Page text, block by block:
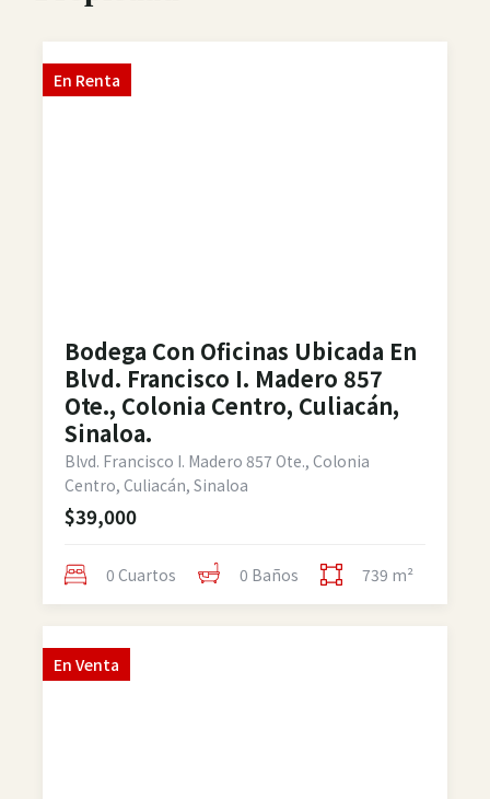
En Renta
Bodega Con Oficinas Ubicada En
Blvd. Francisco I. Madero 857
Ote., Colonia Centro, Culiacán,
Sinaloa.
Blvd. Francisco I. Madero 857 Ote., Colonia
Centro, Culiacán, Sinaloa
$39,000
0 Cuartos 0 Baños 739 m²
En Venta